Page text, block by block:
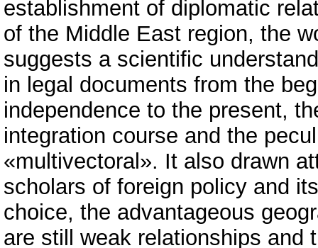
establishment of diplomatic
of the Middle East region, the
suggests a scientific
in legal documents from the
independence to the present,
integration course and the
«multivectoral». It also drawn
scholars of foreign policy and
choice, the advantageous
are still weak relationships and